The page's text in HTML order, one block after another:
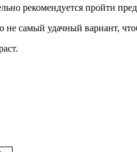
рекомендуется пройти
самый удачный вариант,